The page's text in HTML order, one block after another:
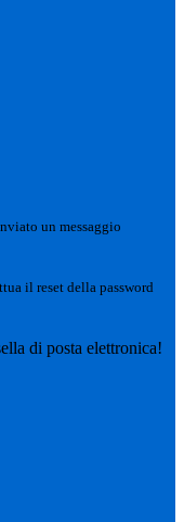
un messaggio
il reset della password
di posta elettronica!